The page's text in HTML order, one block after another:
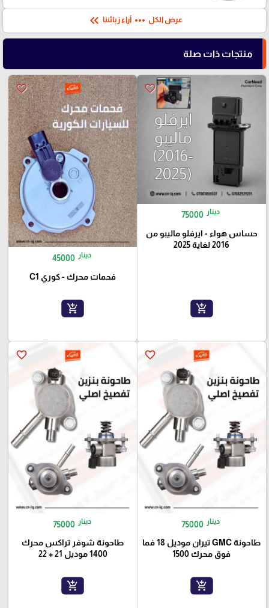
عرض الكل more_horiz آراء زبائننا keyboard_double_arrow_left
منتجات ذات صلة
favorite_border
75000 دينار
حساس هواء - ايرفلو ماليبو من
2016 لغاية 2025
add_shopping_cart
favorite_border
45000 دينار
فحمات محرك - كوري C1
add_shopping_cart
favorite_border
75000 دينار
طاحونة GMC تيران موديل 18 فما
فوق محرك 1500
add_shopping_cart
favorite_border
75000 دينار
طاحونة شوفر تراكس محرك
1400 موديل 21 + 22
add_shopping_cart